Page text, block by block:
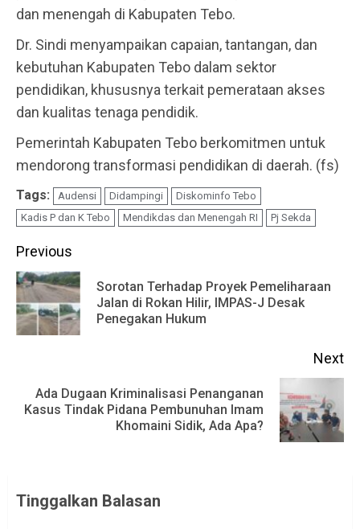
dan menengah di Kabupaten Tebo.
Dr. Sindi menyampaikan capaian, tantangan, dan
kebutuhan Kabupaten Tebo dalam sektor
pendidikan, khususnya terkait pemerataan akses
dan kualitas tenaga pendidik.
Pemerintah Kabupaten Tebo berkomitmen untuk
mendorong transformasi pendidikan di daerah. (fs)
Tags: Audensi Didampingi
Diskominfo Tebo
Kadis P dan K Tebo
Mendikdas dan Menengah RI Pj Sekda
Continue
Reading
Previous
Sorotan Terhadap Proyek Pemeliharaan
Jalan di Rokan Hilir, IMPAS-J Desak
Penegakan Hukum
Next
Next
Ada Dugaan Kriminalisasi Penanganan
Kasus Tindak Pidana Pembunuhan Imam
Khomaini Sidik, Ada Apa?
Tinggalkan Balasan